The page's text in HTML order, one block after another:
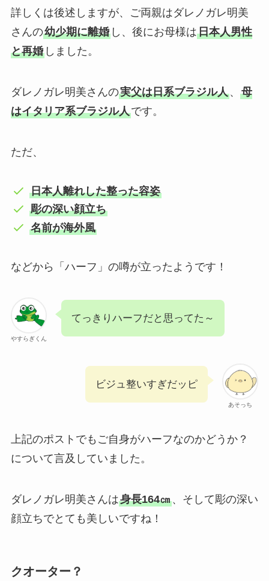
詳しくは後述しますが、ご両親はダレノガレ明美
さんの幼少期に離婚し、後にお母様は日本人男性
と再婚しました。
ダレノガレ明美さんの実父は日系ブラジル人、 母
はイタリア系ブラジル人です。
ただ、
日本人離れした整った容姿
彫の深い顔立ち
名前が海外風
などから「ハーフ」の噂が立ったようです！
やすらぎくん
てっきりハーフだと思ってた～
あそっち
ビジュ整いすぎだッピ
上記のポストでもご自身がハーフなのかどうか？
について言及していました。
ダレノガレ明美さんは身長164㎝、そして彫の深い
顔立ちでとても美しいですね！
クオーター？